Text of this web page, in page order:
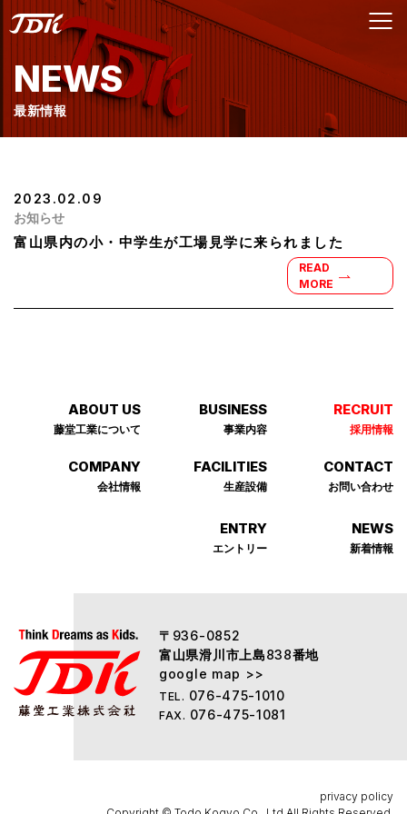
NEWS
最新情報
2023.02.09
お知らせ
富山県内の小・中学生が工場見学に来られました
READ
MORE
〒 936-0852
富山県滑川市上島838番地
google map >>
TEL. 076-475-1010
FAX. 076-475-1081
ABOUT US
藤堂⼯業について
COMPANY
会社情報
BUSINESS
事業内容
FACILITIES
⽣産設備
RECRUIT
採⽤情報
ENTRY
エントリー
CONTACT
お問い合わせ
NEWS
新着情報
privacy policy